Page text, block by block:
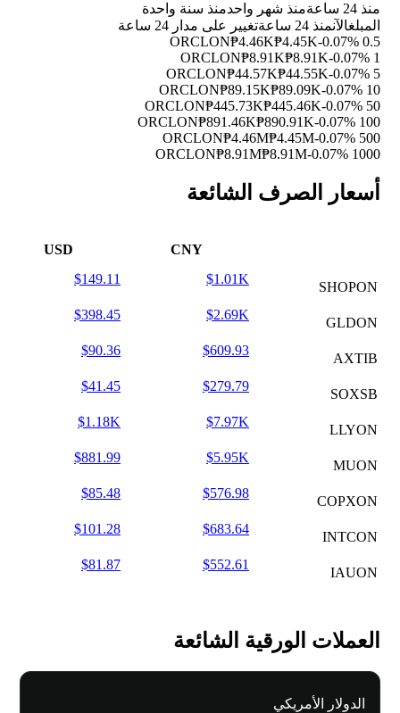
منذ 24 ساعة منذ شهر واحدمنذ سنة واحدة
المبلغالآنمنذ 24 ساعة
تغيير على مدار 24 ساعة
0.5 ORCLON
₱4.46K₱4.45K-0.07%
1 ORCLON
₱8.91K₱8.91K-0.07%
5 ORCLON
₱44.57K₱44.55K-0.07%
10 ORCLON
₱89.15K₱89.09K-0.07%
50 ORCLON
₱445.73K₱445.46K-0.07%
100 ORCLON
₱891.46K₱890.91K-0.07%
500 ORCLON
₱4.46M₱4.45M-0.07%
1000 ORCLON
₱8.91M₱8.91M-0.07%
أسعار الصرف الشائعة
CNY
USD
SHOPON
$1.01K
$149.11
GLDON
$2.69K
$398.45
AXTIB
$609.93
$90.36
SOXSB
$279.79
$41.45
LLYON
$7.97K
$1.18K
MUON
$5.95K
$881.99
COPXON
$576.98
$85.48
INTCON
$683.64
$101.28
IAUON
$552.61
$81.87
العملات الورقية الشائعة
الدولار الأمريكي